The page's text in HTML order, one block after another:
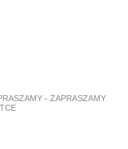
- ZAPRASZAMY